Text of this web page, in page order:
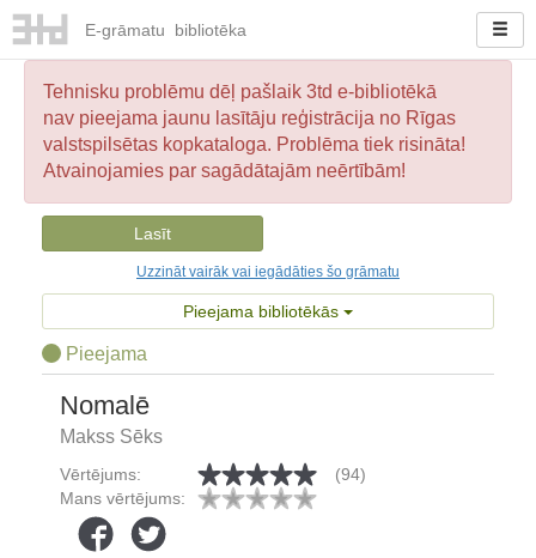
E-grāmatu bibliotēka
Tehnisku problēmu dēļ pašlaik 3td e-bibliotēkā
nav pieejama jaunu lasītāju reģistrācija no Rīgas
valstspilsētas kopkataloga. Problēma tiek risināta!
Atvainojamies par sagādātajām neērtībām!
Lasīt
Uzzināt vairāk vai iegādāties šo grāmatu
Pieejama bibliotēkās
Pieejama
Nomalē
Makss Sēks
Vērtējums:
(94)
Mans vērtējums: